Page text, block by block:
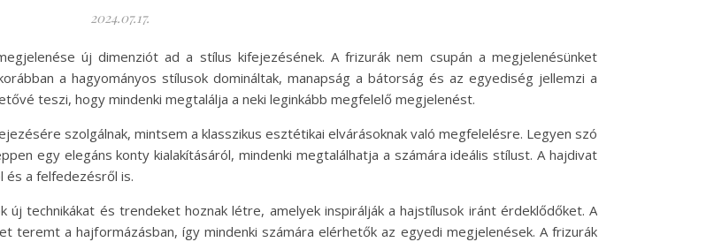
2024.07.17.
új dimenziót ad a stílus kifejezésének. A frizurák nem csupán a megjelenésünket
a hagyományos stílusok domináltak, manapság a bátorság és az egyediség jellemzi a
teszi, hogy mindenki megtalálja a neki leginkább megfelelő megjelenést.
szolgálnak, mintsem a klasszikus esztétikai elvárásoknak való megfelelésre. Legyen szó
egy elegáns konty kialakításáról, mindenki megtalálhatja a számára ideális stílust. A hajdivat
és a felfedezésről is.
technikákat és trendeket hoznak létre, amelyek inspirálják a hajstílusok iránt érdeklődőket. A
teremt a hajformázásban, így mindenki számára elérhetők az egyedi megjelenések. A frizurák